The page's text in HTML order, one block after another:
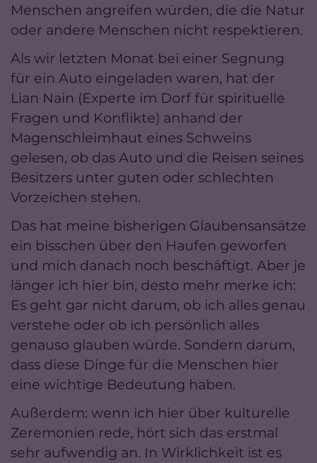
Menschen angreifen würden, die die Natur
oder andere Menschen nicht respektieren.
Als wir letzten Monat bei einer Segnung
für ein Auto eingeladen waren, hat der
Lian Nain (Experte im Dorf für spirituelle
Fragen und Konflikte) anhand der
Magenschleimhaut eines Schweins
gelesen, ob das Auto und die Reisen seines
Besitzers unter guten oder schlechten
Vorzeichen stehen.
Das hat meine bisherigen Glaubensansätze
ein bisschen über den Haufen geworfen
und mich danach noch beschäftigt. Aber je
länger ich hier bin, desto mehr merke ich:
Es geht gar nicht darum, ob ich alles genau
verstehe oder ob ich persönlich alles
genauso glauben würde. Sondern darum,
dass diese Dinge für die Menschen hier
eine wichtige Bedeutung haben.
Außerdem: wenn ich hier über kulturelle
Zeremonien rede, hört sich das erstmal
sehr aufwendig an. In Wirklichkeit ist es